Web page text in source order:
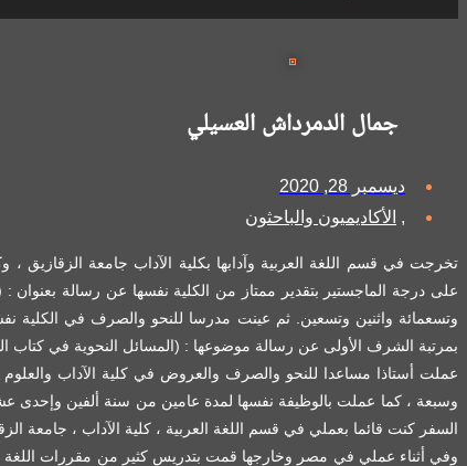
جمال الدمرداش العسيلي
ديسمبر 28, 2020
, الأكاديميون والباحثون
تخرجت في قسم اللغة العربية وآدابها بكلية الآداب جامعة
على درجة الماجستير بتقدير ممتاز من الكلية نفسها عن رسالة
وتسعمائة واثنين وتسعين. ثم عينت مدرسا للنحو والصرف في
بمرتبة الشرف الأولى عن رسالة موضوعها : (المسائل النحوية في
عملت أستاذا مساعدا للنحو والصرف والعروض في كلية الآداب
وسبعة ، كما عملت بالوظيفة نفسها لمدة عامين من سنة ألفين وإحدى
السفر كنت قائما بعملي في قسم اللغة العربية ، كلية الآداب ، جامعة
وفي أثناء عملي في مصر وخارجها قمت بتدريس كثير من مقررات اللغة